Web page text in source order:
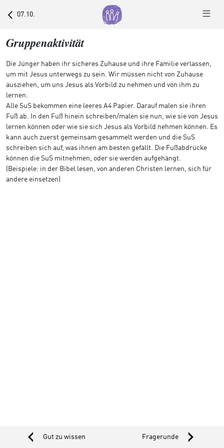
07.10.
Gruppenaktivität
Die Jünger haben ihr sicheres Zuhause und ihre Familie verlassen,
um mit Jesus unterwegs zu sein. Wir müssen nicht von Zuhause
ausziehen, um uns Jesus als Vorbild zu nehmen und von ihm zu
lernen.
Alle SuS bekommen eine leeres A4 Papier. Darauf malen sie ihren
Fuß ab. In den Fuß hinein schreiben/malen sie nun, wie sie von Jesus
lernen können oder wie sie sich Jesus als Vorbild nehmen können. Es
kann auch zuerst gemeinsam gesammelt werden und die SuS
schreiben sich auf, was ihnen am besten gefällt. Die Fußabdrücke
können die SuS mitnehmen, oder sie werden aufgehängt.
(Beispiele: in der Bibel lesen, von anderen Christen lernen, sich für
andere einsetzen)
‹ Gut zu wissen Fragerunde ›